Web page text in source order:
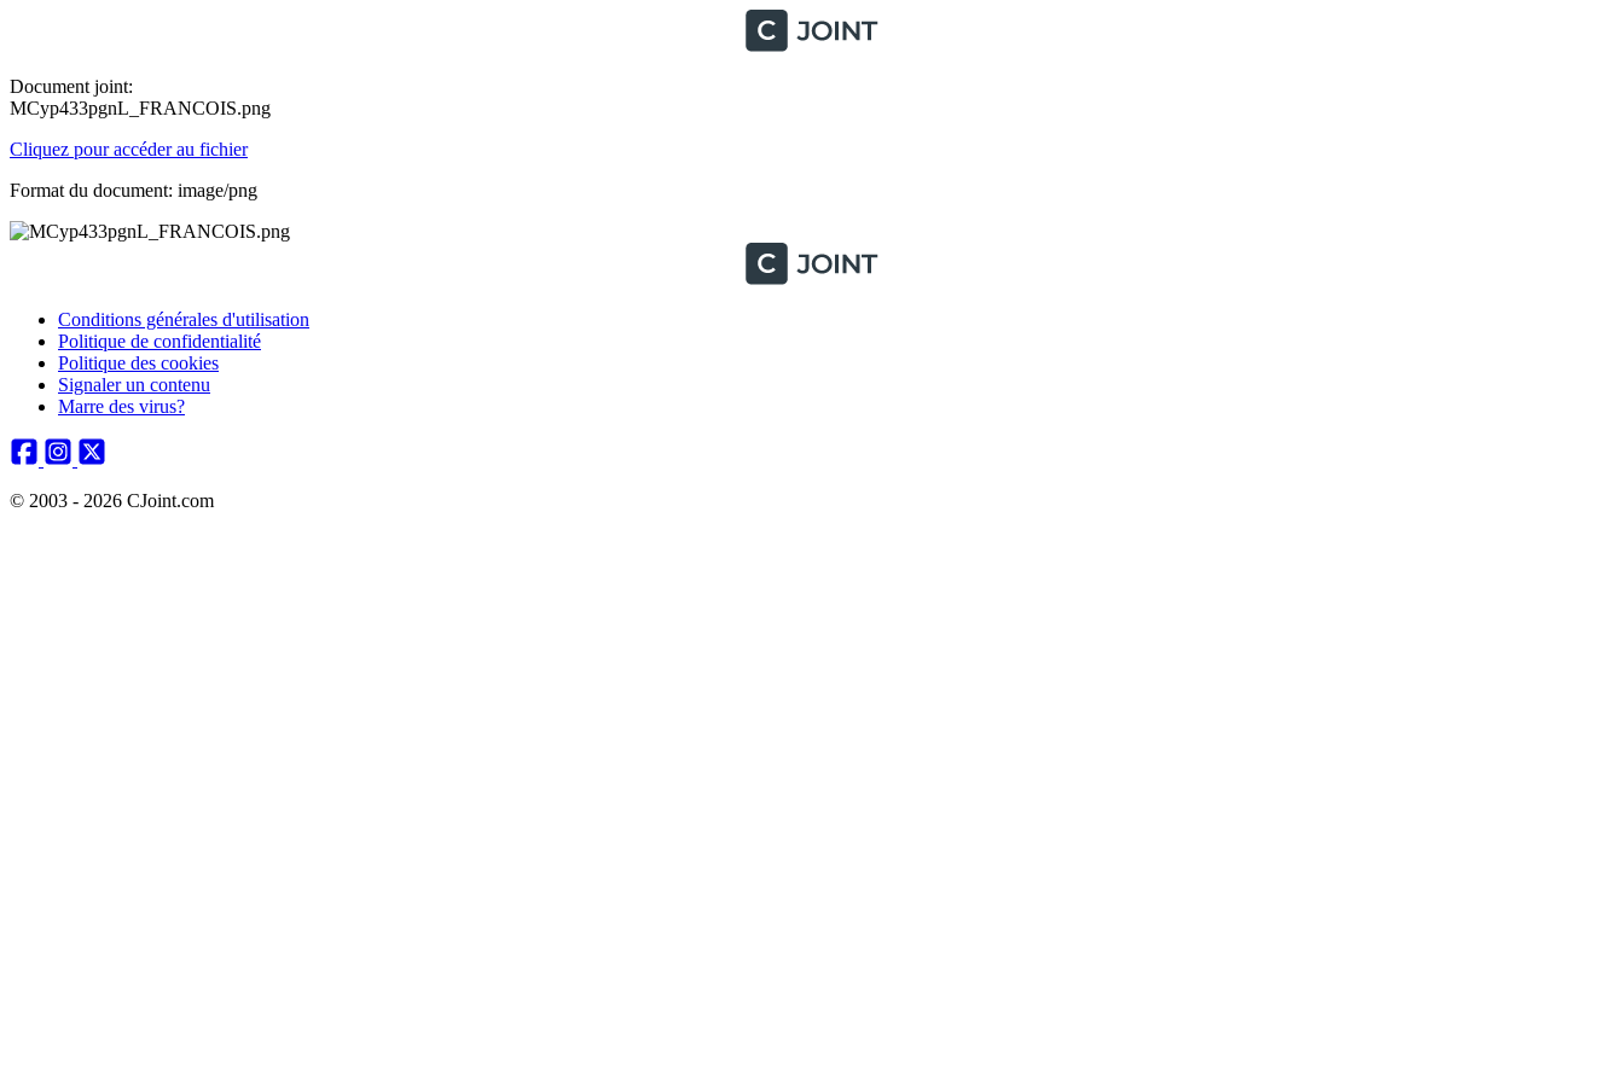
Document joint:
MCyp433pgnL_FRANCOIS.png
Cliquez pour accéder au fichier
Format du document: image/png
Conditions générales d'utilisation
Politique de confidentialité
Politique des cookies
Signaler un contenu
Marre des virus?
© 2003 - 2026 CJoint.com